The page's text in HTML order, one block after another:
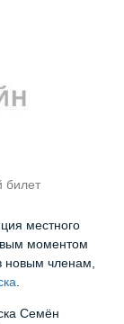
билет
местного
моментом
новым членам,
.
Семён